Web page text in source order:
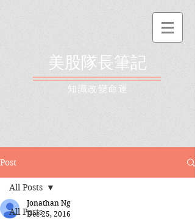
美股隊長筆記
​知識改變命運
Post
All Posts
All Posts
Jonathan Ng
Dec 25, 2016